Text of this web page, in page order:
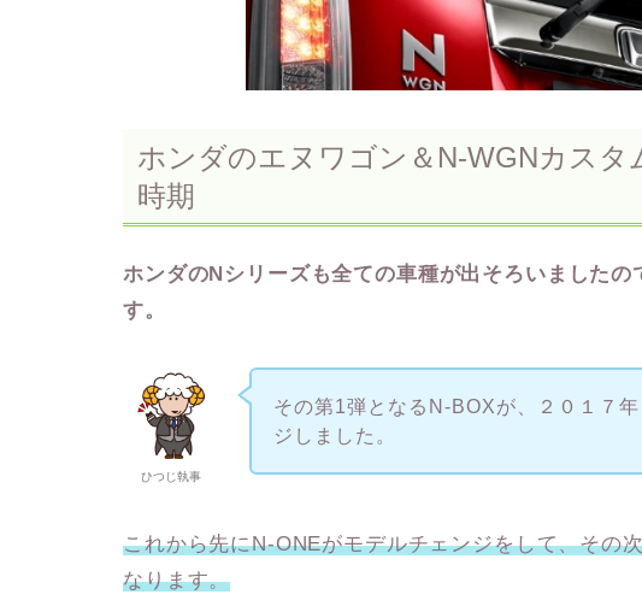
ホンダのエヌワゴン＆N-WGNカス
時期
ホンダのNシリーズも全ての車種が出そろいました
す。
ひつじ執事
その第1弾となるN-BOXが、２０１７
ジしました。
これから先にN-ONEがモデルチェンジをして、その
なります。